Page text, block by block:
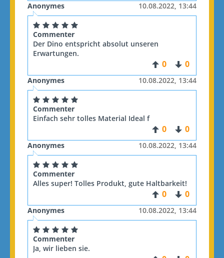
Anonymes 10.08.2022, 13:44
Commenter
Der Dino entspricht absolut unseren
Erwartungen.
0 0
Anonymes 10.08.2022, 13:44
Commenter
Einfach sehr tolles Material Ideal f
0 0
Anonymes 10.08.2022, 13:44
Commenter
Alles super! Tolles Produkt, gute Haltbarkeit!
0 0
Anonymes 10.08.2022, 13:44
Commenter
Ja, wir lieben sie.